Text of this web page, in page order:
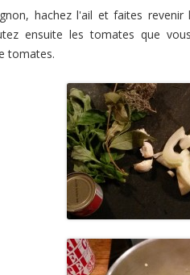
hachez l'ail et faites
ensuite les tomates que
tomates.